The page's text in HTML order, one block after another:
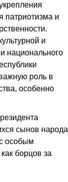
патриотизма и
и
национального
роль в
особенно
сынов народа
особым
борцов за